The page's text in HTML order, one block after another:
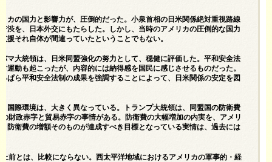
カの国力と影響力が、圧倒的だった。小泉首相の日米関係絶対重視路線
渋を、日本外交にもたらした。しかし、当時のアメリカの圧倒的な国力
援それ自体が間違っていたということでもない。
マ大統領は、日米同盟強化の努力として、穏健に評価した。平和安全法
動も起こったが、内容的には納得感を国民に感じさせるものだった。
ぱら平和安全法制の成果を強調することによって、日米関係の安定を図
国際環境は、大きく異なっている。トランプ大統領は、同盟国の防衛費
財政赤字と貿易赤字の事情がある。防衛費の大幅増加の内実を、アメリ
防衛費の増額そのものが達成すべき目標となっている実情は、過去には
前とは、比較にならない。西太平洋地域におけるアメリカの軍事的・経